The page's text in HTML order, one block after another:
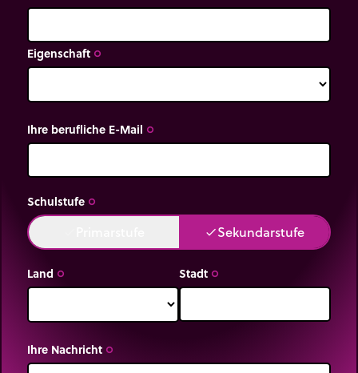
Eigenschaft trip_origin
Ihre berufliche E-Mail trip_origin
Schulstufe trip_origin
doneSekundarstufe
Land trip_origin Stadt trip_origin
Ihre Nachricht trip_origin